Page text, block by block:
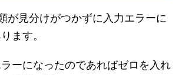
が見分けがつかずに入力エラーに
ます。
ーになったのであればゼロを入れ